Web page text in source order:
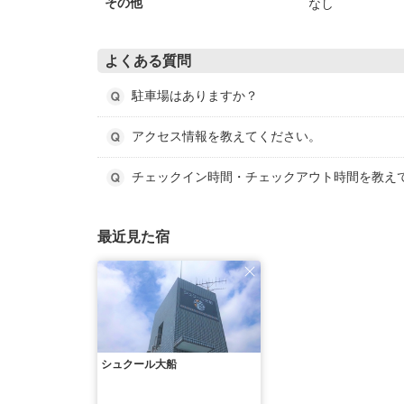
その他 なし
よくある質問
駐車場はありますか？
アクセス情報を教えてください。
チェックイン時間・チェックアウト時間を教え
最近見た宿
シュクール大船